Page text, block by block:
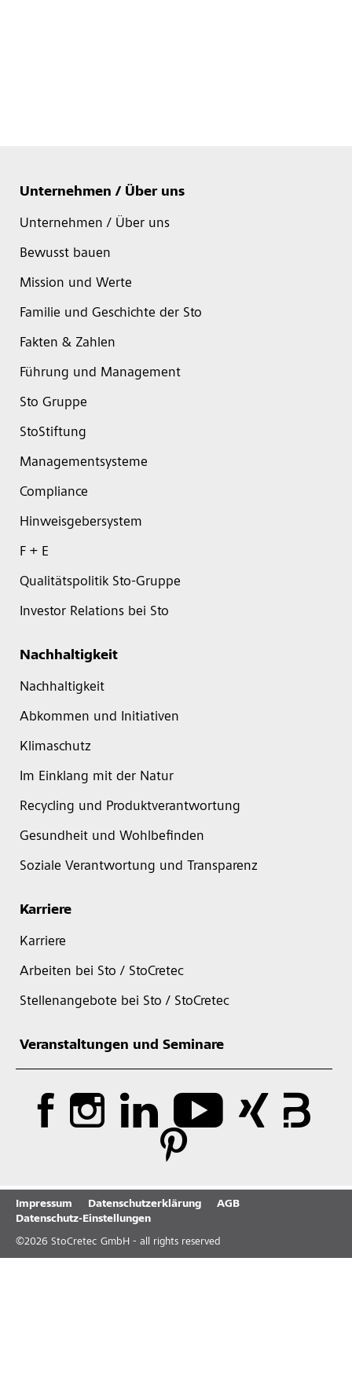
Unternehmen / Über uns
Unternehmen / Über uns
Bewusst bauen
Mission und Werte
Familie und Geschichte der Sto
Fakten & Zahlen
Führung und Management
Sto Gruppe
StoStiftung
Managementsysteme
Compliance
Hinweisgebersystem
F + E
Qualitätspolitik Sto-Gruppe
Investor Relations bei Sto
Nachhaltigkeit
Nachhaltigkeit
Abkommen und Initiativen
Klimaschutz
Im Einklang mit der Natur
Recycling und Produktverantwortung
Gesundheit und Wohlbefinden
Soziale Verantwortung und Transparenz
Karriere
Karriere
Arbeiten bei Sto / StoCretec
Stellenangebote bei Sto / StoCretec
Veranstaltungen und Seminare
Impressum Datenschutzerklärung
AGB
Datenschutz-Einstellungen
©2026 StoCretec GmbH - all rights reserved